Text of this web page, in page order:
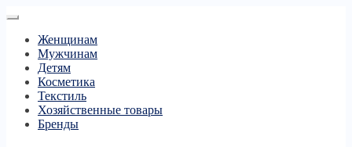
Женщинам
Мужчинам
Детям
Косметика
Текстиль
Хозяйственные товары
Бренды